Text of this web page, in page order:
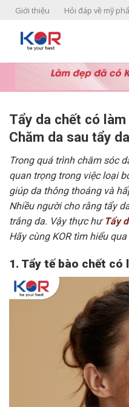
Skip
content
Giới thiệu Hỏi đáp về mỹ
Tẩy da chết có
Chăm da sau tẩy
Trong quá trình chăm sóc
quan trọng trong việc loại
giúp da thông thoáng và
Nhiều người cho rằng tẩy
trắng da. Vậy thực hư Tẩy
Hãy cùng KOR tìm hiểu
1. Tẩy tế bào chết